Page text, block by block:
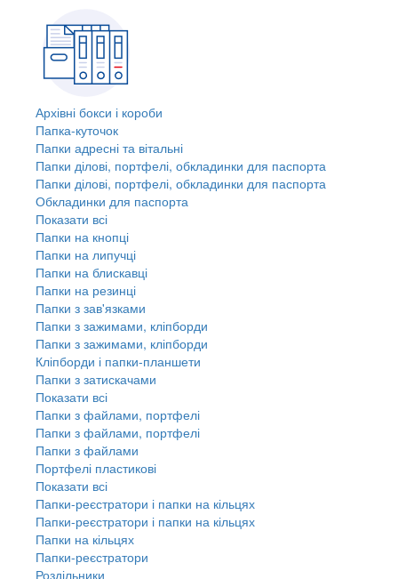
Архівні бокси і короби
Папка-куточок
Папки адресні та вітальні
Папки ділові, портфелі, обкладинки для паспорта
Папки ділові, портфелі, обкладинки для паспорта
Обкладинки для паспорта
Показати всі
Папки на кнопці
Папки на липучці
Папки на блискавці
Папки на резинці
Папки з зав'язками
Папки з зажимами, кліпборди
Папки з зажимами, кліпборди
Кліпборди і папки-планшети
Папки з затискачами
Показати всі
Папки з файлами, портфелі
Папки з файлами, портфелі
Папки з файлами
Портфелі пластикові
Показати всі
Папки-реєстратори і папки на кільцях
Папки-реєстратори і папки на кільцях
Папки на кільцях
Папки-реєстратори
Роздільники